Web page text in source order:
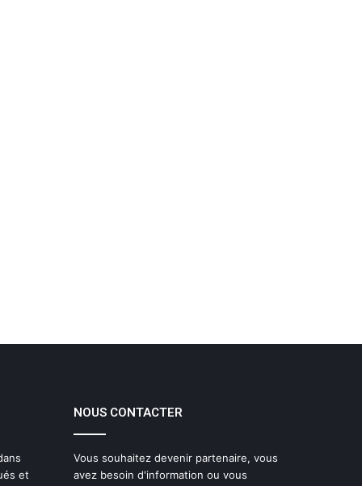
et
NOUS CONTACTER
Vous souhaitez devenir partenaire, vous
avez besoin d'information ou vous